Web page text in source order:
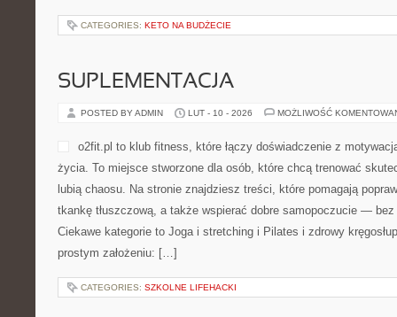
CATEGORIES: KETO NA BUDŻECIE
SUPLEMENTACJA
POSTED BY ADMIN LUT - 10 - 2026 MOŻLIWOŚĆ
o2fit.pl to klub fitness, które łączy doświadczenie z
życia. To miejsce stworzone dla osób, które chcą trenować
lubią chaosu. Na stronie znajdziesz treści, które pomagają
tkankę tłuszczową, a także wspierać dobre samopoczucie —
Ciekawe kategorie to Joga i stretching i Pilates i zdrowy
prostym założeniu: […]
CATEGORIES: SZKOLNE LIFEHACKI